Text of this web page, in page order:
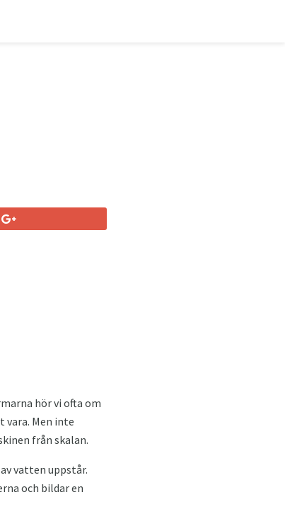
hör vi ofta om
vara. Men inte
från skalan.
vatten uppstår.
och bildar en